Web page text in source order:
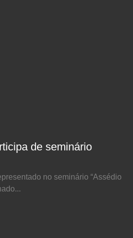
de seminário
no seminário “Assédio